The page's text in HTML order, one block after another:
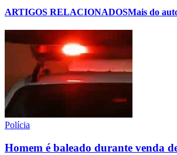
ARTIGOS RELACIONADOSMais do
Polícia
Homem é baleado durante venda